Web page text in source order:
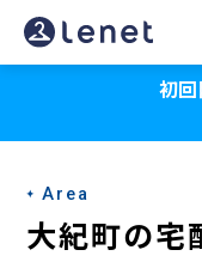
大
紀
の
宅
配
初
Area
大紀町の宅